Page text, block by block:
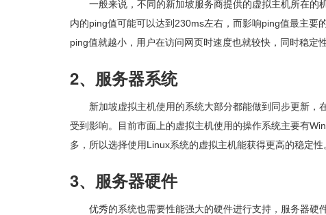
一般来说，不同的新加坡服务商提供的虚拟主机所在的
内的ping值可能可以达到230ms左右，而影响ping值最主要
ping值就越小，用户在访问网页时速度也就较快，同时稳定
2、 服务器系统
新加坡虚拟主机使用的系统大部分都能做到同步更新
受到影响。目前市面上的虚拟主机使用的操作系统主要有
多，所以选择使用Linux系统的虚拟主机能获得更高的稳定性
3、服务器硬件
优秀的系统也需要性能强大的硬件进行支持，服务器